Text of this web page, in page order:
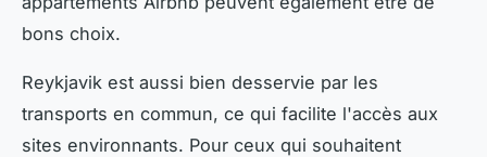
bons choix.
Reykjavik est aussi bien desservie par les
transports en commun, ce qui facilite l'accès aux
sites environnants. Pour ceux qui souhaitent